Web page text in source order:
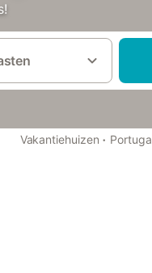
Vakantiehuizen ·